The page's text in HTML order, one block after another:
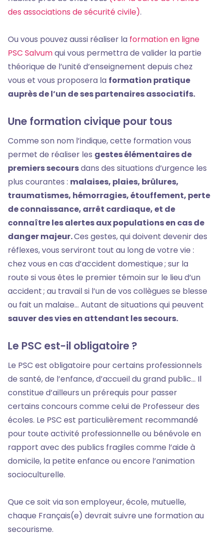
des associations de sécurité civile).
Ou vous pouvez aussi réaliser la formation en ligne
PSC Salvumqui vous permettra de valider la partie
théorique de l’unité d’enseignement depuis chez
vous et vous proposera la formation pratique
auprès de l’un de ses partenaires associatifs.
Une formation civique pour tous
Comme son nom l’indique, cette formation vous
permet de réaliser les gestes élémentaires de
premiers secoursdans des situations d’urgence les
plus courantes : malaises, plaies, brûlures,
traumatismes, hémorragies, étouffement, perte
de connaissance, arrêt cardiaque, et de
connaître les alertes aux populations en cas de
danger majeur.Ces gestes, qui doivent devenir des
réflexes, vous serviront tout au long de votre vie :
chez vous en cas d’accident domestique ; sur la
route si vous êtes le premier témoin sur le lieu d’un
accident ; au travail si l’un de vos collègues se blesse
ou fait un malaise… Autant de situations qui peuvent
sauver des vies en attendant les secours.
Le PSC est-il obligatoire ?
Le PSC est obligatoire pour certains professionnels
de santé, de l’enfance, d’accueil du grand public… Il
constitue d’ailleurs un prérequis pour passer
certains concours comme celui de Professeur des
écoles. Le PSC est particulièrement recommandé
pour toute activité professionnelle ou bénévole en
rapport avec des publics fragiles comme l’aide à
domicile, la petite enfance ou encore l’animation
socioculturelle.
Que ce soit via son employeur, école, mutuelle,
chaque Français(e) devrait suivre une formation au
secourisme.